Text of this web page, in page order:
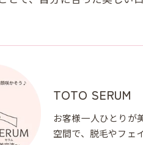
TOTO SERUM
お客様一人ひとりが
空間で、脱毛やフェ